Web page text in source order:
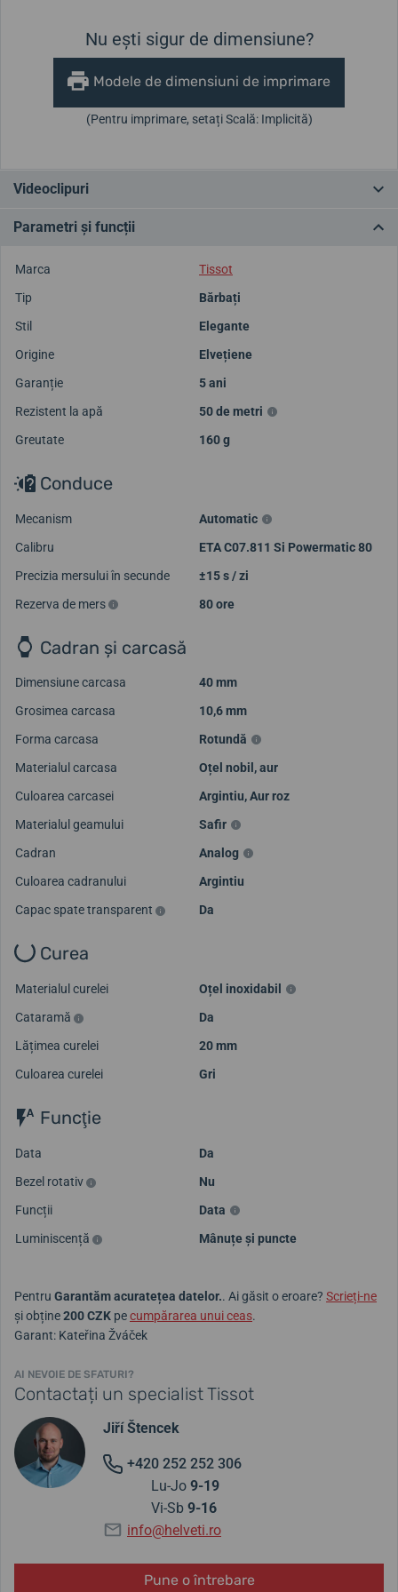
Nu ești sigur de dimensiune?
Modele de dimensiuni de imprimare
(Pentru imprimare, setați Scală: Implicită)
Videoclipuri
Parametri și funcții
Marca
Tissot
Tip
Bărbați
Stil
Elegante
Origine
Elvețiene
Garanție
5 ani
Rezistent la apă
50 de metri
Greutate
160 g
Conduce
Mecanism
Automatic
Calibru
ETA C07.811 Si Powermatic 80
Precizia mersului în secunde
±15 s / zi
Rezerva de mers
80 ore
Cadran și carcasă
Dimensiune carcasa
40 mm
Grosimea carcasa
10,6 mm
Forma carcasa
Rotundă
Materialul carcasa
Oțel nobil, aur
Culoarea carcasei
Argintiu,Aur roz
Materialul geamului
Safir
Cadran
Analog
Culoarea cadranului
Argintiu
Capac spate transparent
Da
Curea
Materialul curelei
Oțel inoxidabil
Cataramă
Da
Lățimea curelei
20 mm
Culoarea curelei
Gri
Funcţie
Data
Da
Bezel rotativ
Nu
Funcții
Data
Luminiscență
Mânuțe și puncte
Pentru Garantăm acuratețea datelor.. Ai găsit o eroare? Scrieți-ne
și obține200 CZK pecumpărarea unui ceas.
Garant: Kateřina Žváček
AI NEVOIE DE SFATURI?
Contactați un specialist Tissot
Jiří Štencek
+420 252 252 306
Lu-Jo 9-19
Vi-Sb 9-16
info@helveti.ro
Pune o întrebare